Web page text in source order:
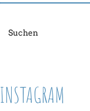
INSTAGRAM